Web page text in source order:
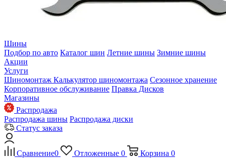
Шины
Подбор по авто Каталог шин Летние шины Зимние шины
Акции
Услуги
Шиномонтаж Калькулятор шиномонтажа Сезонное хранение
Корпоративное обслуживание Правка Дисков
Магазины
Распродажа
Распродажа шины Распродажа диски
Статус заказа
Сравнение0 Отложенные 0 Корзина 0